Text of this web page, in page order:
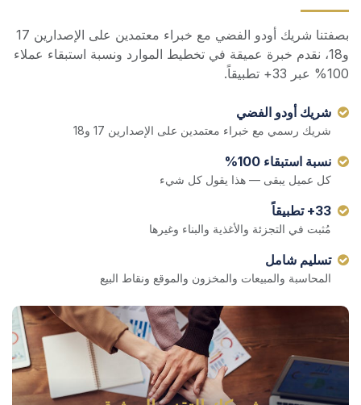
بصفتنا شريك أودو الفضي مع خبراء معتمدين على الإصدارين 17
و18، نقدم خبرة عميقة في تخطيط الموارد ونسبة استبقاء عملاء
100% عبر 33+ تطبيقاً.
شريك أودو الفضي
شريك رسمي مع خبراء معتمدين على الإصدارين 17 و18
نسبة استبقاء 100%
كل عميل يبقى — هذا يقول كل شيء
33+ تطبيقاً
مُثبت في التجزئة والأغذية والبناء وغيرها
تسليم شامل
المحاسبة والمبيعات والمخزون والموقع ونقاط البيع